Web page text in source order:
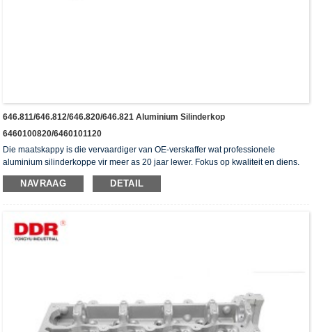
646.811/646.812/646.820/646.821 Aluminium Silinderkop
6460100820/6460101120
Die maatskappy is die vervaardiger van OE-verskaffer wat professionele
aluminium silinderkoppe vir meer as 20 jaar lewer. Fokus op kwaliteit en diens.
Die silinderkoppe het die ISO16949-verifikasiesertifikaat, "die hoë verseëling
silinderkop", "die lang lewensduur van die silinderkop" en die ander 5
NAVRAAG DETAIL